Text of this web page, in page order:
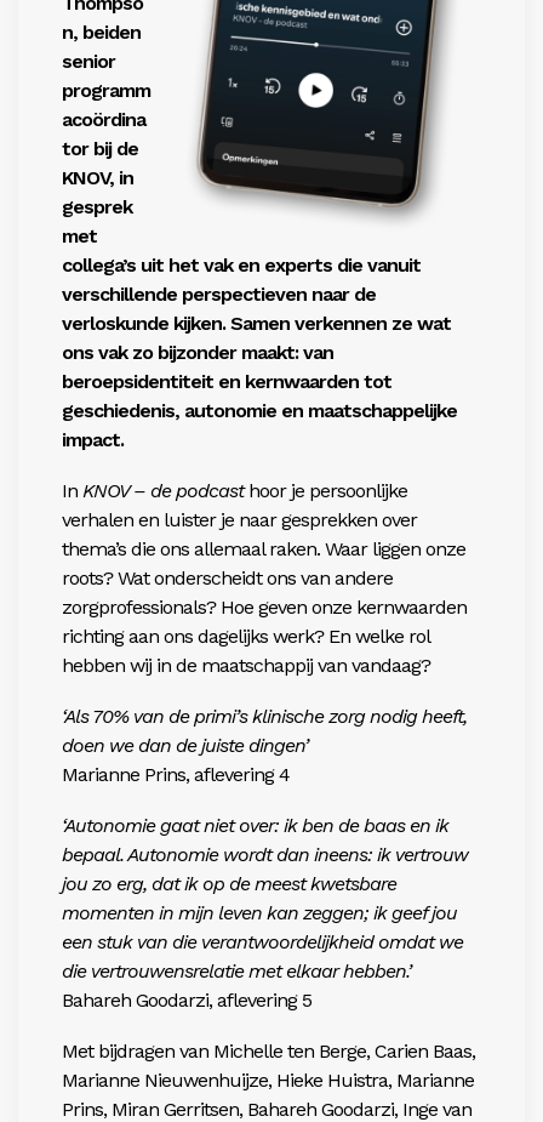
n, beiden
senior
programm
acoördina
tor bij de
KNOV, in
gesprek
met
collega’s uit het vak en experts die vanuit
verschillende perspectieven naar de
verloskunde kijken. Samen verkennen ze wat
ons vak zo bijzonder maakt: van
beroepsidentiteit en kernwaarden tot
geschiedenis, autonomie en maatschappelijke
impact.
In KNOV – de podcasthoor je persoonlijke
verhalen en luister je naar gesprekken over
thema’s die ons allemaal raken. Waar liggen onze
roots? Wat onderscheidt ons van andere
zorgprofessionals? Hoe geven onze kernwaarden
richtingaan ons dagelijks werk? En welke rol
hebben wij in de maatschappij van vandaag?
‘Als 70% van de primi’s klinische zorg nodig heeft,
doen we dan de juiste dingen’
Marianne Prins, aflevering 4
‘Autonomie gaat niet over: ik ben de baas en ik
bepaal. Autonomie wordt dan ineens: ik vertrouw
jou zo erg, dat ik op de meest kwetsbare
momenten in mijn leven kan zeggen; ik geef jou
een stuk van die verantwoordelijkheid omdat we
die vertrouwensrelatie met elkaar hebben.’
Bahareh Goodarzi, aflevering 5
Met bijdragen van Michelle ten Berge, Carien Baas,
Marianne Nieuwenhuijze, Hieke Huistra, Marianne
Prins, Miran Gerritsen, Bahareh Goodarzi, Inge van